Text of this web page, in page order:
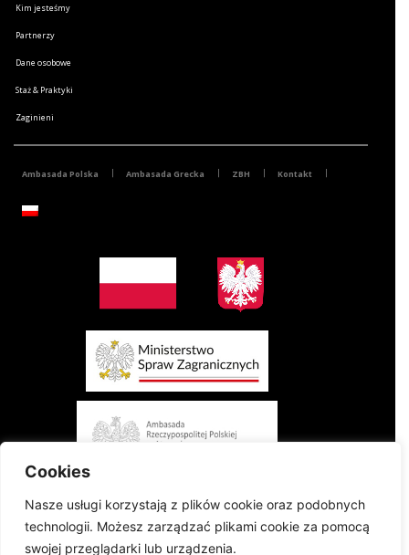
Cookies
Nasze usługi korzystają z plików cookie oraz podobnych
technologii. Możesz zarządzać plikami cookie za pomocą
swojej przeglądarki lub urządzenia.
Kim jesteśmy
Partnerzy
Dane osobowe
Staż & Praktyki
Zaginieni
Ambasada Polska Ambasada Grecka ZBH Kontakt